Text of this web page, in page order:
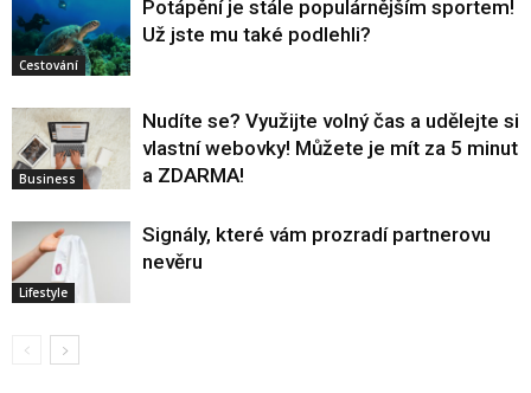
Cestování
Potápění je stále populárnějším sportem!
Už jste mu také podlehli?
Business
Nudíte se? Využijte volný čas a udělejte si
vlastní webovky! Můžete je mít za 5 minut
a ZDARMA!
Lifestyle
Signály, které vám prozradí partnerovu
nevěru